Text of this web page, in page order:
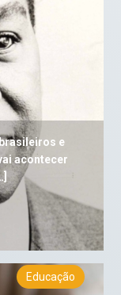
e
acontecer
Educação